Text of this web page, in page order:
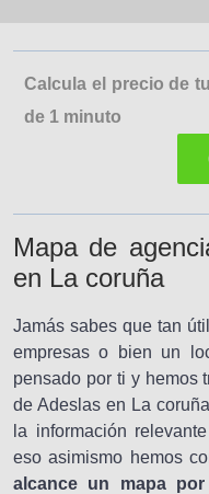
Calcula el precio de
de 1 minuto
Mapa de
en La coruña
Jamás sabes que tan
empresas o bien un
pensado por ti y hemos
de Adeslas en La
la información
eso asimismo hemos
alcance un mapa